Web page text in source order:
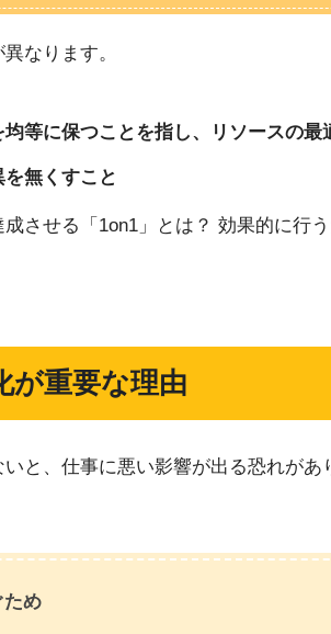
なります。
等に保つことを指し、リソースの最
無くすこと
させる「1on1」とは？ 効果的に行
が重要な理由
と、仕事に悪い影響が出る恐れが
ため